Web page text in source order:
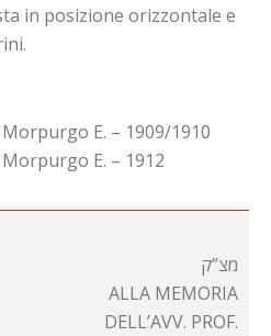
in posizione orizzontale e
E. – 1909/1910
E. – 1912
מצ”ק
ALLA MEMORIA
DELL’AVV. PROF.